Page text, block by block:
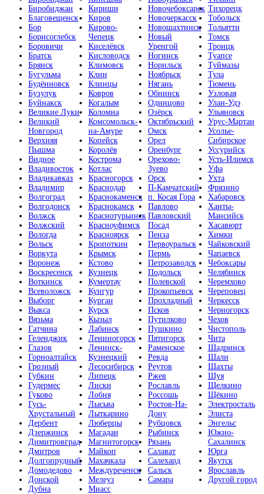
Биробиджан
Благовещенск
Бор
Борисоглебск
Боровичи
Братск
Брянск
Бугульма
Будённовск
Бузулук
Буйнакск
Великие Луки
Великий
Новгород
Верхняя
Пышма
Видное
Владивосток
Владикавказ
Владимир
Волгоград
Волгодонск
Волжск
Волжский
Вологда
Вольск
Воркута
Воронеж
Воскресенск
Воткинск
Всеволожск
Выборг
Выкса
Вязьма
Гатчина
Геленджик
Глазов
Горноалтайск
Грозный
Губкин
Гудермес
Гуково
Гусь-
Хрустальный
Дербент
Дзержинск
Димитровград
Дмитров
Долгопрудный
Домодедово
Донской
Дубна
Кириши
Киров
Кирово-
Чепецк
Киселёвск
Кисловодск
Климовск
Клин
Клинцы
Ковров
Когалым
Коломна
Комсомольск-
на-Амуре
Копейск
Королёв
Кострома
Котлас
Красногорск
Краснодар
Краснокаменск
Краснокамск
Краснотурьинск
Красноуфимск
Красноярск
Кропоткин
Крымск
Кстово
Кузнецк
Кумертау
Кунгур
Курган
Курск
Кызыл
Лабинск
Лениногорск
Ленинск-
Кузнецкий
Лесосибирск
Липецк
Лиски
Лобня
Лысьва
Лыткарино
Люберцы
Магадан
Магнитогорск
Майкоп
Махачкала
Междуреченск
Мелеуз
Миасс
Новочебоксарск
Новочеркасск
Новошахтинск
Новый
Уренгой
Ногинск
Норильск
Ноябрьск
Нягань
Обнинск
Одинцово
Озёрск
Октябрьский
Омск
Орел
Оренбург
Орехово-
Зуево
Орск
П-Камчатский
п. Косая Гора
Павлово
Павловский
Посад
Пенза
Первоуральск
Пермь
Петрозаводск
Подольск
Полевской
Прокопьевск
Прохладный
Псков
Путилково
Пушкино
Пятигорск
Раменское
Ревда
Реутов
Ржев
Рославль
Россошь
Ростов-На-
Дону
Рубцовск
Рыбинск
Рязань
Салават
Салехард
Сальск
Самара
Тихорецк
Тобольск
Тольятти
Томск
Троицк
Туапсе
Туймазы
Тула
Тюмень
Узловая
Улан-Удэ
Ульяновск
Урус-Мартан
Усолье-
Сибирское
Уссурийск
Усть-Илимск
Уфа
Ухта
Фрязино
Хабаровск
Ханты-
Мансийск
Хасавюрт
Химки
Чайковский
Чапаевск
Чебоксары
Челябинск
Черемхово
Череповец
Черкесск
Черногорск
Чехов
Чистополь
Чита
Шадринск
Шали
Шахты
Шуя
Щелкино
Щёкино
Электросталь
Элиста
Энгельс
Южно-
Сахалинск
Юрга
Якутск
Ярославль
Другой город